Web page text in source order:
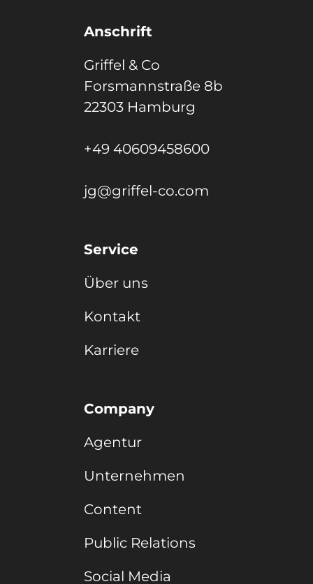
Anschrift
Griffel & Co
Forsmannstraße 8b
22303 Hamburg
+49 40609458600
jg@griffel-co.com
Service
Über uns
Kontakt
Karriere
Company
Agentur
Unternehmen
Content
Public Relations
Social Media